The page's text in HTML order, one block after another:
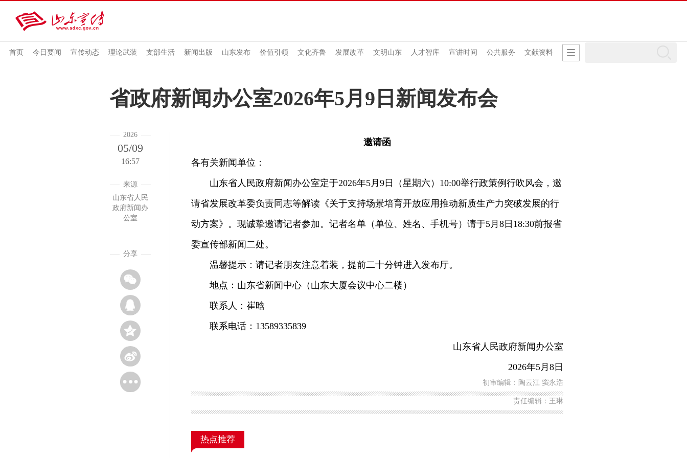
首页 今日要闻 宣传动态 理论武装 支部生活 新闻出版 山东发布 价值引领 文化齐鲁 发展改革 文明山东 人才智库 宣讲时间 公共服务 文献资料
省政府新闻办公室2026年5月9日新闻发布会
2026
05/09
16:57
来源
山东省人民
政府新闻办
公室
分享
邀请函
各有关新闻单位：
山东省人民政府新闻办公室定于2026年5月9日（星期六）10:00举行政策例行吹风会，邀
请省发展改革委负责同志等解读《关于支持场景培育开放应用推动新质生产力突破发展的行
动方案》。现诚挚邀请记者参加。记者名单（单位、姓名、手机号）请于5月8日18:30前报省
委宣传部新闻二处。
温馨提示：请记者朋友注意着装，提前二十分钟进入发布厅。
地点：山东省新闻中心（山东大厦会议中心二楼）
联系人：崔晗
联系电话：13589335839
山东省人民政府新闻办公室
2026年5月8日
初审编辑：陶云江 窦永浩
责任编辑：王琳
热点推荐